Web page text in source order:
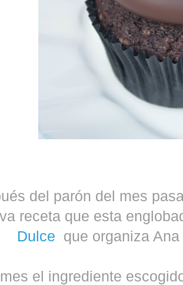
del parón del mes
receta que esta
Dulce que organiza
el ingrediente